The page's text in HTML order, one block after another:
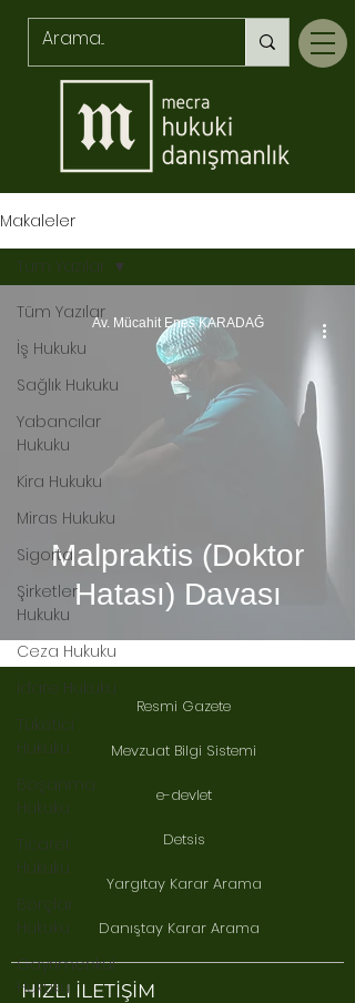
Makaleler
Tüm Yazılar
İş Hukuku
Sağlık Hukuku
Yabancılar
Hukuku
Kira Hukuku
Miras Hukuku
Sigorta
Şirketler
Hukuku
Ceza Hukuku
İdare Hukuku
Tüketici
Hukuku
Boşanma
Hukuku
Ticaret
Hukuku
Borçlar
Hukuku
Gayrimenkul
Hukuku
Tüm Yazılar
Malpraktis (Doktor
Hatası) Davası
Av. Mücahit Enes KARADAĞ
Resmi Gazete
Mevzuat Bilgi Sistemi
e-devlet
Detsis
Yargıtay Karar Arama
Danıştay Karar Arama
HIZLI İLETİŞİM